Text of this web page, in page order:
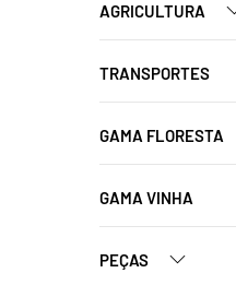
AGRICULTURA
TRANSPORTES
GAMA FLORESTA
GAMA VINHA
PEÇAS